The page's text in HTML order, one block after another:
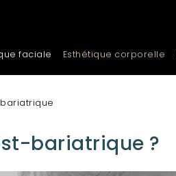
faciale Esthétique corporelle
bariatrique ?